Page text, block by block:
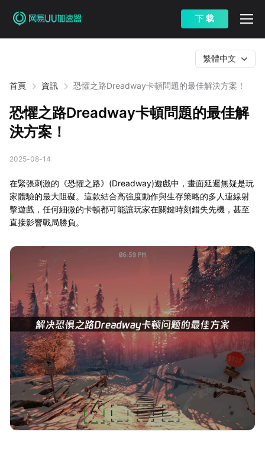
下 载
首頁 資訊 恐懼之路Dreadway卡頓問題的最佳解決方案！
繁體中文
恐懼之路Dreadway卡頓問題的最佳解
決方案！
2025-08-14
在緊張刺激的《恐懼之路》(Dreadway)遊戲中，畫面延遲無疑是玩
家體驗的最大阻礙。這款結合高強度動作與生存策略的多人連線射
擊遊戲，任何細微的卡頓都可能讓玩家在關鍵時刻錯失先機，甚至
直接影響戰局勝負。